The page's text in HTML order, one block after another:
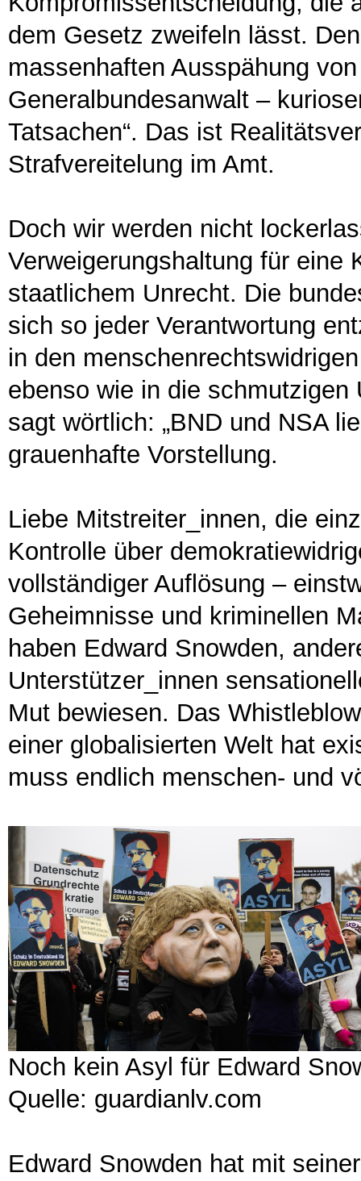
dem Gesetz zweifeln lässt.
massenhaften Ausspähung
Generalbundesanwalt –
Tatsachen“. Das ist
Strafvereitelung im Amt.
Doch wir werden nicht
Verweigerungshaltung für eine
staatlichem Unrecht. Die
sich so jeder Verantwortung
in den
ebenso wie in die schmutzigen
sagt wörtlich: „BND und NSA
grauenhafte Vorstellung.
Liebe Mitstreiter_innen, die
Kontrolle über
vollständiger Auflösung –
Geheimnisse und kriminellen
haben Edward Snowden,
Unterstützer_innen
Mut bewiesen. Das
einer globalisierten Welt hat
muss endlich menschen- und
Noch kein Asyl für Edward
Quelle: guardianlv.com
Edward Snowden hat mit